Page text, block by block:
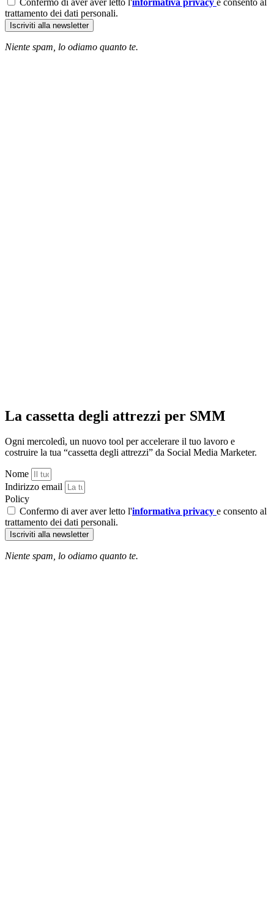
trattamento dei dati personali.
Iscriviti alla newsletter
Niente spam, lo odiamo quanto te.
La cassetta degli attrezzi per SMM
Ogni mercoledì, un nuovo tool per accelerare il tuo lavoro e
costruire la tua “cassetta degli attrezzi” da Social Media Marketer.
Nome
Indirizzo email
Policy
Confermo di aver aver letto l'informativa privacy e consento al
trattamento dei dati personali.
Iscriviti alla newsletter
Niente spam, lo odiamo quanto te.